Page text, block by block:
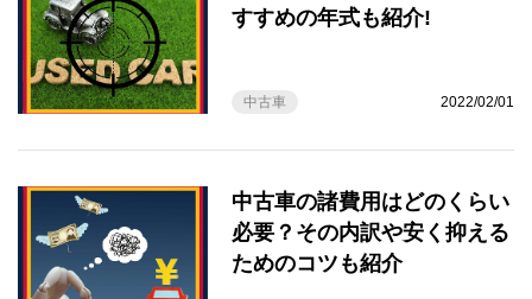
すすめの年式も紹介!
中古車 2022/02/01
中古車の諸費用はどのくらい
必要？その内訳や安く抑える
ためのコツも紹介